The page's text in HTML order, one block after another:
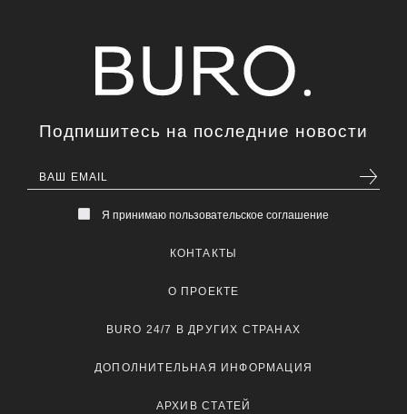
Подпишитесь на последние новости
Я принимаю пользовательское соглашение
КОНТАКТЫ
О ПРОЕКТЕ
BURO 24/7 В ДРУГИХ СТРАНАХ
ДОПОЛНИТЕЛЬНАЯ ИНФОРМАЦИЯ
АРХИВ СТАТЕЙ